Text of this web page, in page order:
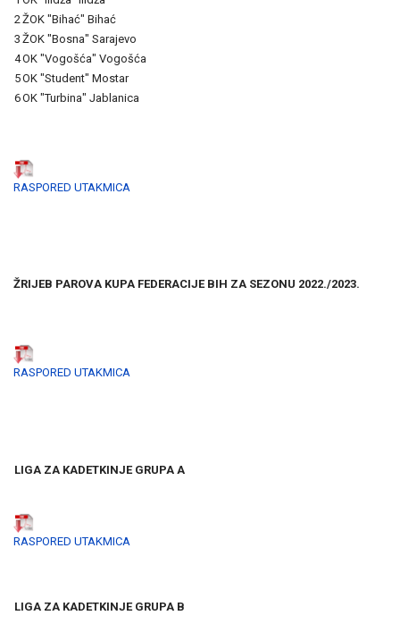
2 ŽOK "Bihać" Bihać
3 ŽOK "Bosna" Sarajevo
4OK "Vogošća" Vogošća
5OK "Student" Mostar
6OK "Turbina" Jablanica
RASPORED UTAKMICA
ŽRIJEB PAROVA KUPA FEDERACIJE BIH ZA SEZONU 2022./2023.
RASPORED UTAKMICA
LIGA ZA KADETKINJE GRUPA A
RASPORED UTAKMICA
LIGA ZA KADETKINJE GRUPA B